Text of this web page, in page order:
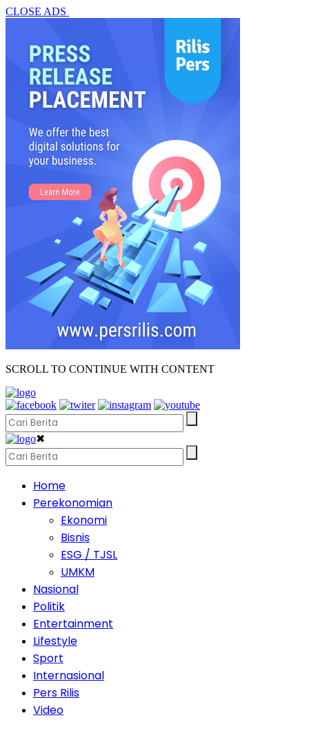
CLOSE ADS
SCROLL TO CONTINUE WITH CONTENT
✖
Home
Perekonomian
Ekonomi
Bisnis
ESG / TJSL
UMKM
Nasional
Politik
Entertainment
Lifestyle
Sport
Internasional
Pers Rilis
Video